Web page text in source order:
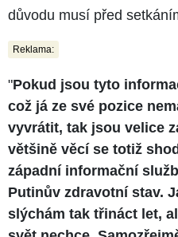
důvodu musí před
Reklama:
"Pokud jsou tyto
což já ze své pozice
vyvrátit, tak jsou velice
většině věcí se totiž
západní informační
Putinův zdravotní stav.
slýchám tak třináct let,